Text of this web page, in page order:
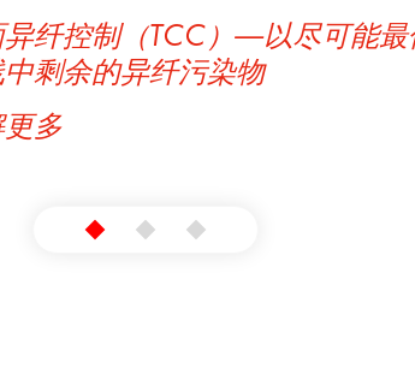
分析—为了基于数据的决策
多